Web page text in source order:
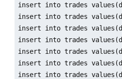
insert into trades
insert into trades
insert into trades
insert into trades
insert into trades
insert into trades
insert into trades